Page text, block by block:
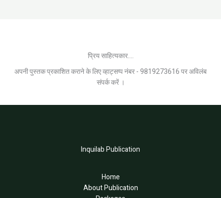
प्रिय साहित्यकार....
अपनी पुस्तक प्रकाशित कराने के लिए व्हाट्सप्प नंबर - 9819273616 पर अविलंब
संपर्क करें ।
Inquilab Publication
Home
About Publication